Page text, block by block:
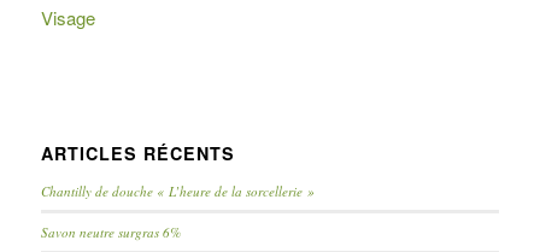
Visage
ARTICLES RÉCENTS
Chantilly de douche « L’heure de la sorcellerie »
Savon neutre surgras 6%